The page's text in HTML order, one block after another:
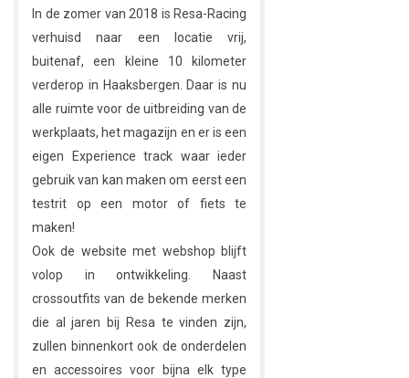
In de zomer van 2018 is Resa-Racing
verhuisd naar een locatie vrij,
buitenaf, een kleine 10 kilometer
verderop in Haaksbergen. Daar is nu
alle ruimte voor de uitbreiding van de
werkplaats, het magazijn en er is een
eigen Experience track waar ieder
gebruik van kan maken om eerst een
testrit op een motor of fiets te
maken!
Ook de website met webshop blijft
volop in ontwikkeling. Naast
crossoutfits van de bekende merken
die al jaren bij Resa te vinden zijn,
zullen binnenkort ook de onderdelen
en accessoires voor bijna elk type